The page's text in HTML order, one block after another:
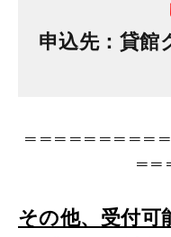
申込先：貸
＝＝＝＝＝＝＝＝＝
＝＝
その他、 受付可